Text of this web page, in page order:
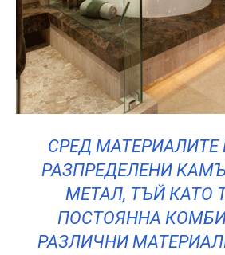
СРЕД
РАЗПРЕДЕЛЕНИ
МЕТАЛ, ТЪЙ КАТО
ПОСТОЯННА
РАЗЛИЧНИ